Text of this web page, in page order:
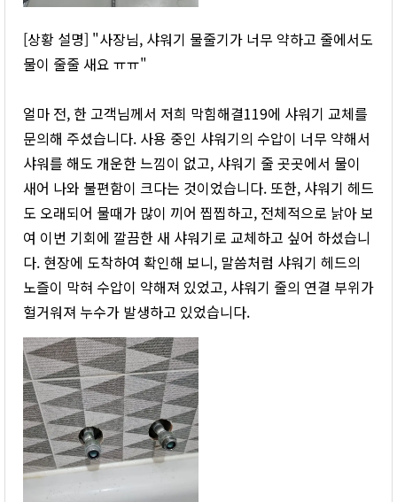
[상황 설명] "사장님, 샤워기 물줄기가 너무 약하고 줄에서도
물이 줄줄 새요 ㅠㅠ"
얼마 전, 한 고객님께서 저희 막힘해결119에 샤워기 교체를
문의해 주셨습니다. 사용 중인 샤워기의 수압이 너무 약해서
샤워를 해도 개운한 느낌이 없고, 샤워기 줄 곳곳에서 물이
새어 나와 불편함이 크다는 것이었습니다. 또한, 샤워기 헤드
도 오래되어 물때가 많이 끼어 찝찝하고, 전체적으로 낡아 보
여 이번 기회에 깔끔한 새 샤워기로 교체하고 싶어 하셨습니
다. 현장에 도착하여 확인해 보니, 말씀처럼 샤워기 헤드의
노즐이 막혀 수압이 약해져 있었고, 샤워기 줄의 연결 부위가
헐거워져 누수가 발생하고 있었습니다.